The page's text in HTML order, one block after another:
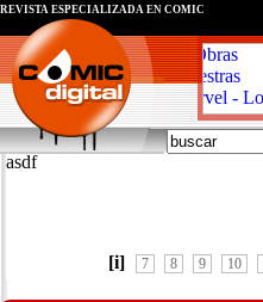
REVISTA ESPECIALIZADA EN CÓMIC
asdf
[i] 7 8 9 10